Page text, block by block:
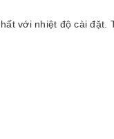
với nhiệt độ cài đặt.